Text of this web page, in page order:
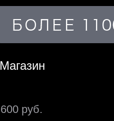
Магазин
600 руб.